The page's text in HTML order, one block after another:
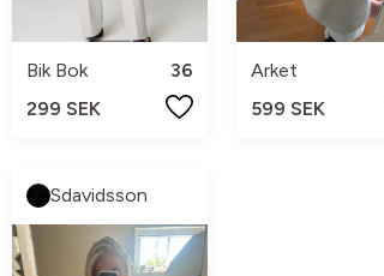
Bik Bok
36
299 SEK
Arket
599 SEK
Sdavidsson